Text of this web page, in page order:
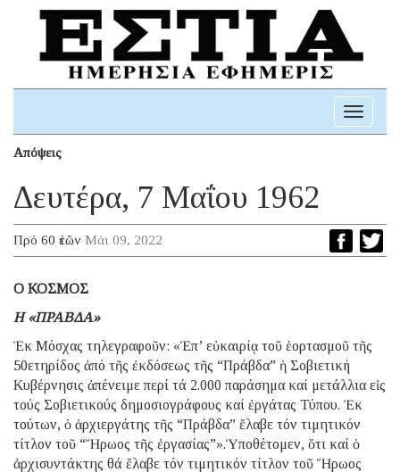
Toggle
Απόψεις
Δευτέρα, 7 Μαΐου 1962
Πρό 60 ἐτῶν Μάι 09, 2022
Ο ΚΟΣΜΟΣ
Η «ΠΡΑΒΔΑ»
Ἐκ Μόσχας τηλεγραφοῦν: «Ἐπ’ εὐκαιρίᾳ τοῦ ἑορτασμοῦ τῆς
50ετηρίδος ἀπό τῆς ἐκδόσεως τῆς “Πράβδα” ἡ Σοβιετική
Κυβέρνησις ἀπένειμε περί τά 2.000 παράσημα καί μετάλλια εἰς
τούς Σοβιετικούς δημοσιογράφους καί ἐργάτας Τύπου. Ἐκ
τούτων, ὁ ἀρχιεργάτης τῆς “Πράβδα” ἔλαβε τόν τιμητικόν
τίτλον τοῦ “Ἥρωος τῆς ἐργασίας”».Ὑποθέτομεν, ὅτι καί ὁ
ἀρχισυντάκτης θά ἔλαβε τόν τιμητικόν τίτλον τοῦ Ἥρωος